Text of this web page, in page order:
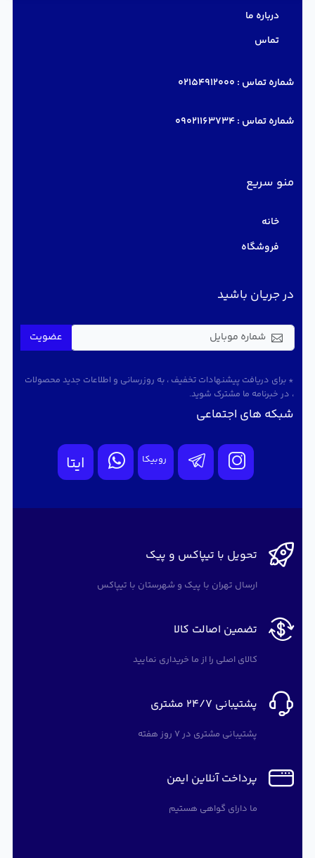
درباره ما
تماس
شماره تماس : 02154912000
شماره تماس :09021163734
منو سریع
خانه
فروشگاه
در جریان باشید
عضویت
* برای دریافت پیشنهادات تخفیف ، به روزرسانی و اطلاعات جدید محصولات
، در خبرنامه ما مشترک شوید.
شبکه های اجتماعی
روبیکا ایتا
تحویل با تیپاکس و پیک
ارسال تهران با پیک و شهرستان با تیپاکس
تضمین اصالت کالا
کالای اصلی را از ما خریداری نمایید
پشتیبانی 24/7 مشتری
پشتیبانی مشتری در 7 روز هفته
پرداخت آنلاین ایمن
ما دارای گواهی هستیم